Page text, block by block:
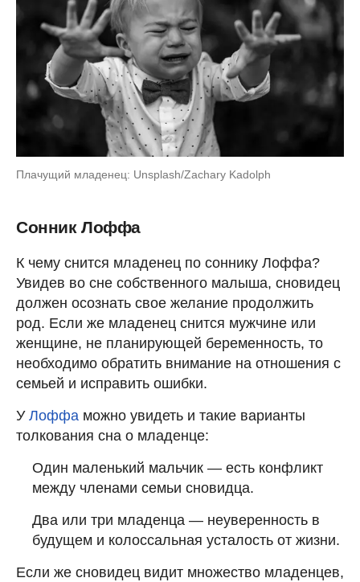
Плачущий младенец: Unsplash/Zachary Kadolph
Сонник Лоффа
К чему снится младенец по соннику Лоффа?
Увидев во сне собственного малыша, сновидец
должен осознать свое желание продолжить
род. Если же младенец снится мужчине или
женщине, не планирующей беременность, то
необходимо обратить внимание на отношения с
семьей и исправить ошибки.
У Лоффа можно увидеть и такие варианты
толкования сна о младенце:
Один маленький мальчик — есть конфликт
между членами семьи сновидца.
Два или три младенца — неуверенность в
будущем и колоссальная усталость от жизни.
Если же сновидец видит множество младенцев,